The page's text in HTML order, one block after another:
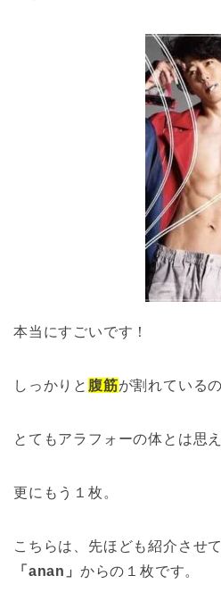
本当にすごいです！
しっかりと 腹筋が割れている
とてもアラフォーの体とは思
更にもう１枚。
こちらは、先ほども紹介させ
「anan」 からの１枚です。